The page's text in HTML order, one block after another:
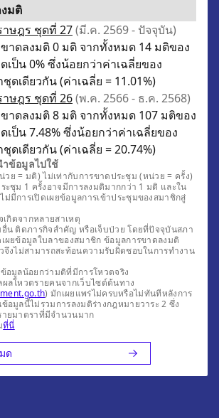
มติ
ษฎร ชุดที่ 27(มี.ค. 2569 - ปัจจุบัน)
าดลงมติ 0 มติ จากทั้งหมด 14 มติของ
ป็น 0% ซึ่งน้อยกว่าค่าเฉลี่ยของ
ดเดียวกัน (ค่าเฉลี่ย = 11.01%)
ษฎร ชุดที่ 26(พ.ค. 2566 - ธ.ค. 2568)
าดลงมติ 8 มติ จากทั้งหมด 107 มติของ
ป็น 7.48% ซึ่งน้อยกว่าค่าเฉลี่ยของ
ดเดียวกัน (ค่าเฉลี่ย = 20.74%)
ข้อมูลไปใช้
วย = มติ) ไม่เท่ากับการขาดประชุม (หน่วย = ครั้ง)
ระชุม 1 ครั้งอาจมีการลงมติมากกว่า 1 มติ และใน
ม่มีการเปิดเผยข้อมูลการเข้าประชุมของสมาชิกสู่
กิดจากหลายสาเหตุ
น ติดภารกิจสำคัญ หรือเจ็บป่วย โดยที่ปัจจุบันสภา
เผยข้อมูลใบลาของสมาชิก ข้อมูลการขาดลงมติ
วจึงไม่สามารถสะท้อนความรับผิดชอบในการทำงาน
อมูลน้อยกว่ามติที่มีการโหวตจริง
ผลโหวตรายคนจากเว็บไซต์ต้นทาง
) มักเผยแพร่ไม่ครบหรือไม่ทันทีหลังการ
อมูลนี้ไม่รวมการลงมติร่างกฎหมายวาระ 2 ซึ่ง
ายมาตราที่มีจำนวนมาก
ที่นี่
ด